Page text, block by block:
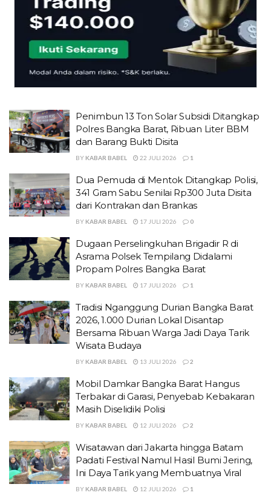
Penimbun 13 Ton Solar Subsidi Ditangkap
Polres Bangka Barat, Ribuan Liter BBM
dan Barang Bukti Disita
BY KABAR BABEL 22 JULI 2026 1
Dua Pemuda di Mentok Ditangkap Polisi,
341 Gram Sabu Senilai Rp300 Juta Disita
dari Kontrakan dan Brankas
BY KABAR BABEL 17 JULI 2026 0
Dugaan Perselingkuhan Brigadir R di
Asrama Polsek Tempilang Didalami
Propam Polres Bangka Barat
BY KABAR BABEL 17 JULI 2026 1
Tradisi Nganggung Durian Bangka Barat
2026, 1.000 Durian Lokal Disantap
Bersama Ribuan Warga Jadi Daya Tarik
Wisata Budaya
BY KABAR BABEL 13 JULI 2026 2
Mobil Damkar Bangka Barat Hangus
Terbakar di Garasi, Penyebab Kebakaran
Masih Diselidiki Polisi
BY KABAR BABEL 12 JULI 2026 2
Wisatawan dari Jakarta hingga Batam
Padati Festival Namul Hasil Bumi Jering,
Ini Daya Tarik yang Membuatnya Viral
BY KABAR BABEL 12 JULI 2026 1